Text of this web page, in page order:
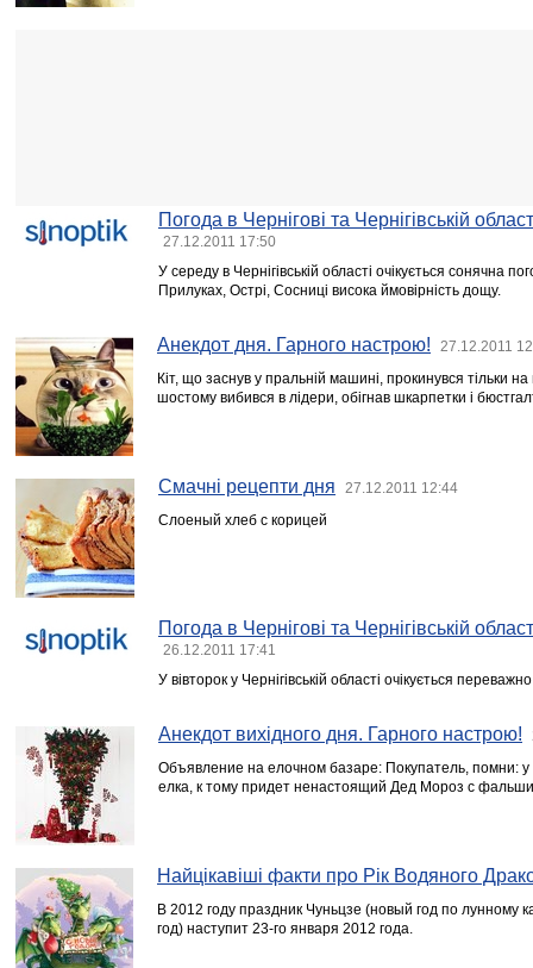
Погода в Чернігові та Чернігівській
27.12.2011 17:50
У середу в Чернігівській області очікується сонячна
Прилуках, Острі, Сосниці висока ймовірність дощу.
Анекдот дня. Гарного настрою! 27.12.2011
Кіт, що заснув у пральній мaшині, прокинувся тільки
шостому вибився в лідери, обігнaв шкарпетки і
Смачні рецепти дня 27.12.2011 12:44
Слоеный хлеб с корицей
Погода в Чернігові та Чернігівській
26.12.2011 17:41
У вівторок у Чернігівській області очікується
Анекдот вихідного дня. Гарного настрою!
Объявление на елочном базаре: Покупатель, помни: у
елка, к тому придет ненастоящий Дед Мороз с
Найцікавіші факти про Рік Водяного
В 2012 году праздник Чуньцзе (новый год по лунному
год) наступит 23-го января 2012 года.